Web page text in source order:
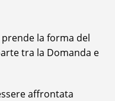
prende la forma del
tra la Domanda e
affrontata